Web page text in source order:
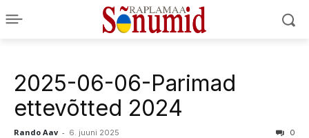
2025-06-06-Parimad
ettevõtted 2024
Rando Aav - 6. juuni 2025 0